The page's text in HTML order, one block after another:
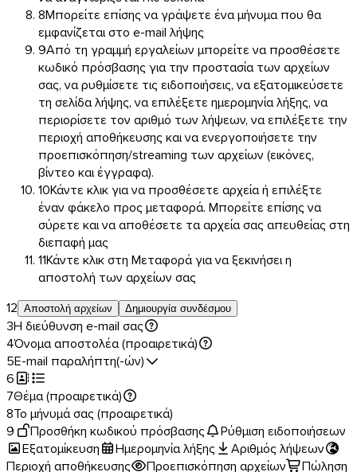
iOS
8Μπορείτε επίσης να γράψετε ένα μήνυμα που θα
εμφανίζεται στο e-mail λήψης
9Από τη γραμμή εργαλείων μπορείτε να προσθέσετε
κωδικό πρόσβασης για την προστασία των αρχείων
σας, να ρυθμίσετε τις ειδοποιήσεις, να εξατομικεύσετε
τη σελίδα λήψης, να επιλέξετε ημερομηνία λήξης, να
περιορίσετε τον αριθμό των λήψεων, να επιλέξετε την
περιοχή αποθήκευσης και να ενεργοποιήσετε την
προεπισκόπηση/streaming των αρχείων (εικόνες,
βίντεο και έγγραφα).
10Κάντε κλικ για να προσθέσετε αρχεία ή επιλέξτε
έναν φάκελο προς μεταφορά. Μπορείτε επίσης να
σύρετε και να αποθέσετε τα αρχεία σας απευθείας στη
διεπαφή μας
11Κάντε κλικ στη Μεταφορά για να ξεκινήσει η
αποστολή των αρχείων σας
12 Αποστολή αρχείων Δημιουργία συνδέσμου
3Η διεύθυνση e-mail σας
4Όνομα αποστολέα (προαιρετικά)
5E-mail παραλήπτη(-ών)
6
7Θέμα (προαιρετικά)
8Το μήνυμά σας (προαιρετικά)
9
Προσθήκη κωδικού πρόσβασης
Ρύθμιση ειδοποιήσεων
Εξατομίκευση
Ημερομηνία λήξης
Αριθμός λήψεων
Περιοχή αποθήκευσης
Προεπισκόπηση αρχείων Πώληση